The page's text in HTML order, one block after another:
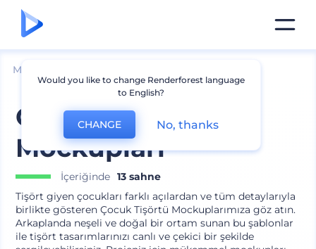
Mockuplar
Çocuk Tişörtü
Mockupları
İçeriğinde 13 sahne
Tişört giyen çocukları farklı açılardan ve tüm detaylarıyla
birlikte gösteren Çocuk Tişörtü Mockuplarımıza göz atın.
Arkaplanda neşeli ve doğal bir ortam sunan bu şablonlar
ile tişört tasarımlarınızı canlı ve çekici bir şekilde
Would you like to change Renderforest language
to English?
CHANGE No, thanks